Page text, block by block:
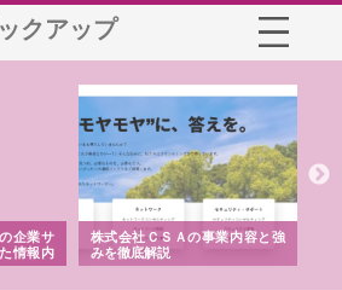
クアップ
企業サ
情報内
株式会社ＣＳＡの事業内容と強
みを徹底解説